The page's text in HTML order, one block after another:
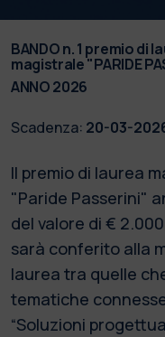
BANDO n. 1 premio di
magistrale "PARIDE
ANNO 2026
Scadenza: 20-03-
Il premio di laurea
"Paride Passerini"
del valore di €
sarà conferito alla
laurea tra quelle
tematiche
“Soluzioni